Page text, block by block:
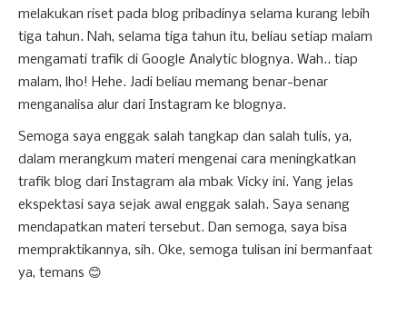
melakukan riset pada blog pribadinya selama kurang lebih
tiga tahun. Nah, selama tiga tahun itu, beliau setiap malam
mengamati trafik di Google Analytic blognya. Wah.. tiap
malam, lho! Hehe. Jadi beliau memang benar-benar
menganalisa alur dari Instagram ke blognya.
Semoga saya enggak salah tangkap dan salah tulis, ya,
dalam merangkum materi mengenai cara meningkatkan
trafik blog dari Instagram ala mbak Vicky ini. Yang jelas
ekspektasi saya sejak awal enggak salah. Saya senang
mendapatkan materi tersebut. Dan semoga, saya bisa
mempraktikannya, sih. Oke, semoga tulisan ini bermanfaat
ya, temans 😊